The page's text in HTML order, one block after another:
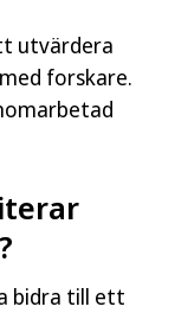
utvärdera
forskare.
bidra till ett